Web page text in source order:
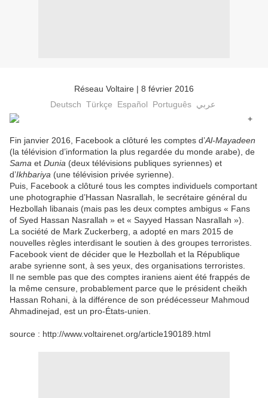
Réseau Voltaire | 8 février 2016
Deutsch Türkçe Español Português عربي
Fin janvier 2016, Facebook a clôturé les comptes d’Al-Mayadeen
(la télévision d’information la plus regardée du monde arabe), de
Sama et Dunia (deux télévisions publiques syriennes) et
d’Ikhbariya (une télévision privée syrienne).
Puis, Facebook a clôturé tous les comptes individuels comportant
une photographie d’Hassan Nasrallah, le secrétaire général du
Hezbollah libanais (mais pas les deux comptes ambigus « Fans
of Syed Hassan Nasrallah » et « Sayyed Hassan Nasrallah »).
La société de Mark Zuckerberg, a adopté en mars 2015 de
nouvelles règles interdisant le soutien à des groupes terroristes.
Facebook vient de décider que le Hezbollah et la République
arabe syrienne sont, à ses yeux, des organisations terroristes.
Il ne semble pas que des comptes iraniens aient été frappés de
la même censure, probablement parce que le président cheikh
Hassan Rohani, à la différence de son prédécesseur Mahmoud
Ahmadinejad, est un pro-États-unien.
source : http://www.voltairenet.org/article190189.html